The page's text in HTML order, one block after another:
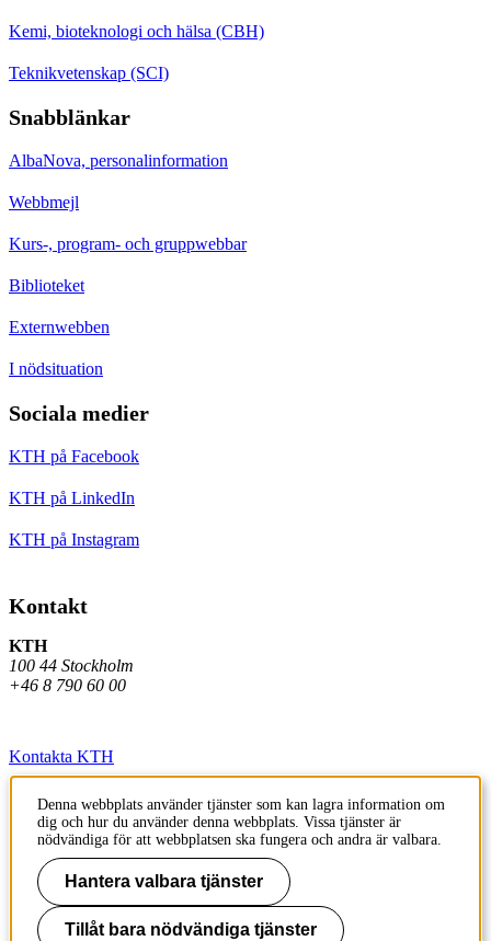
Kemi, bioteknologi och hälsa (CBH)
Teknikvetenskap (SCI)
Snabblänkar
AlbaNova, personalinformation
Webbmejl
Kurs-, program- och gruppwebbar
Biblioteket
Externwebben
I nödsituation
Sociala medier
KTH på Facebook
KTH på LinkedIn
KTH på Instagram
Kontakt
KTH
100 44 Stockholm
+46 8 790 60 00
Kontakta KTH
Jobba på KTH
Press och media
Faktura och betalning KTH
Om KTH:s webbplatser
Denna webbplats använder tjänster som kan lagra information om
dig och hur du använder denna webbplats. Vissa tjänster är
nödvändiga för att webbplatsen ska fungera och andra är valbara.
Hantera valbara tjänster
Tillåt bara nödvändiga tjänster